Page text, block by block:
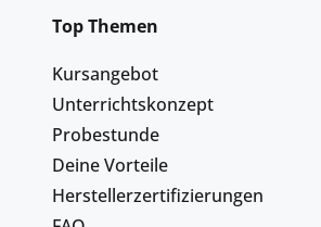
Top Themen
Kursangebot
Unterrichtskonzept
Probestunde
Deine Vorteile
Herstellerzertifizierungen